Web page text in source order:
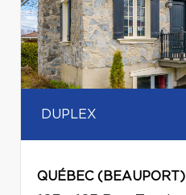
DUPLEX
QUÉBEC (BEAUPORT)